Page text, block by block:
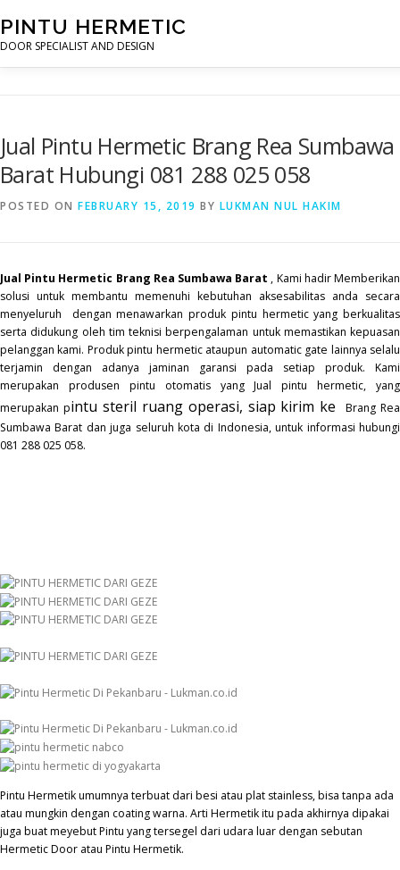
to
content
PINTU HERMETIC
DOOR SPECIALIST AND DESIGN
Jual Pintu Hermetic Brang Rea Sumbawa
Barat Hubungi 081 288 025 058
POSTED ON FEBRUARY 15, 2019 BY LUKMAN NUL HAKIM
Jual Pintu Hermetic Brang Rea Sumbawa Barat , Kami hadir Memberikan
solusi untuk membantu memenuhi kebutuhan aksesabilitas anda secara
menyeluruh dengan menawarkan produk pintu hermetic yang berkualitas
serta didukung oleh tim teknisi berpengalaman untuk memastikan kepuasan
pelanggan kami. Produk pintu hermetic ataupun automatic gate lainnya selalu
terjamin dengan adanya jaminan garansi pada setiap produk. Kami
merupakan produsen pintu otomatis yang Jual pintu hermetic, yang
merupakan pintu steril ruang operasi, siap kirim ke
Brang Rea
Sumbawa Barat dan juga seluruh kota di Indonesia, untuk informasi hubungi
081 288 025 058.
Pintu Hermetik umumnya terbuat dari besi atau plat stainless, bisa tanpa ada
atau mungkin dengan coating warna. Arti Hermetik itu pada akhirnya dipakai
juga buat meyebut Pintu yang tersegel dari udara luar dengan sebutan
Hermetic Door atau Pintu Hermetik.